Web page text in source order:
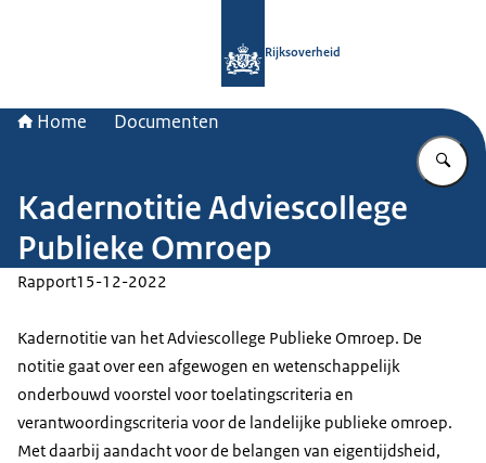
Rijksoverheid
Home Documenten
Kadernotitie Adviescollege
Publieke Omroep
Rapport15-12-2022
Kadernotitie van het Adviescollege Publieke Omroep. De
notitie gaat over een afgewogen en wetenschappelijk
onderbouwd voorstel voor toelatingscriteria en
verantwoordingscriteria voor de landelijke publieke omroep.
Met daarbij aandacht voor de belangen van eigentijdsheid,